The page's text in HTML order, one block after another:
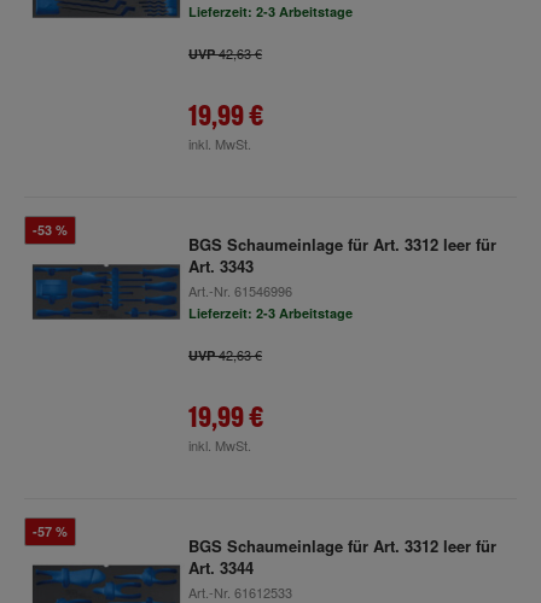
Lieferzeit: 2-3 Arbeitstage
UVP42,63 €
19,99 €
inkl. MwSt.
-53 %
BGS Schaumeinlage für Art. 3312 leer für
Art. 3343
Art.-Nr. 61546996
Lieferzeit: 2-3 Arbeitstage
UVP42,63 €
19,99 €
inkl. MwSt.
-57 %
BGS Schaumeinlage für Art. 3312 leer für
Art. 3344
Art.-Nr. 61612533